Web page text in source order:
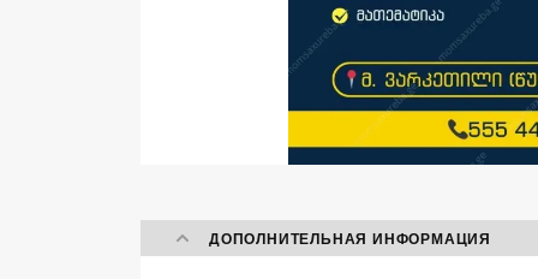
ДОПОЛНИТЕЛЬНАЯ ИНФОРМАЦИЯ